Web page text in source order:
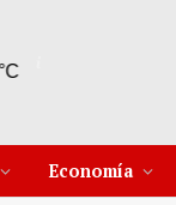
Economía